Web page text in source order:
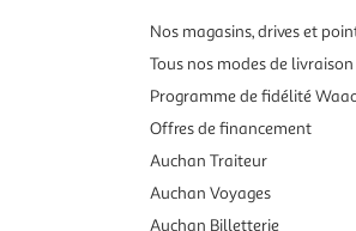
Nos magasins, drives et
Tous nos modes de livraison
Programme de fidélité
Offres de financement
Auchan Traiteur
Auchan Voyages
Auchan Billetterie